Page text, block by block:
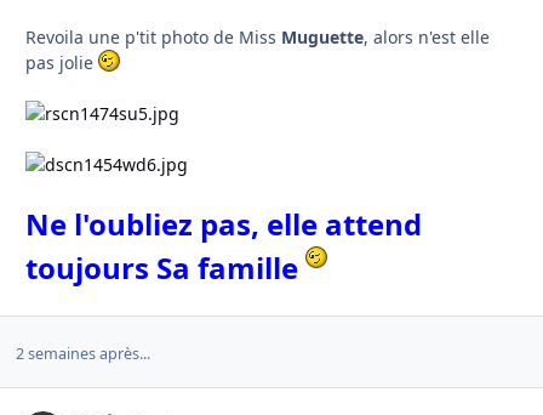
Revoila une p'tit photo de Miss Muguette, alors n'est elle
pas jolie
Ne l'oubliez pas, elle attend
toujours Sa famille
2 semaines après...